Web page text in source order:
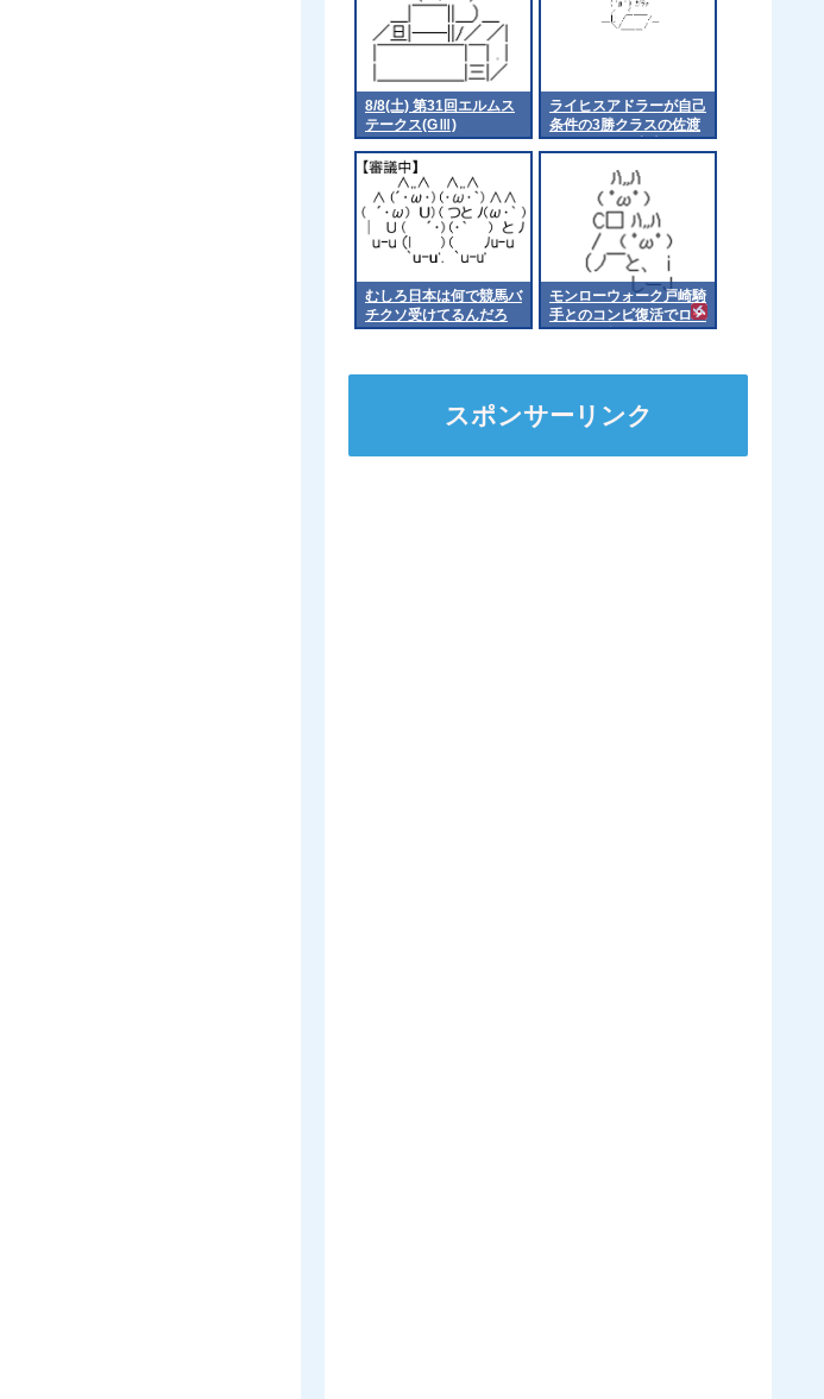
8/8(土) 第31回エルムス
テークス(GⅢ)
ライヒスアドラーが自己
条件の3勝クラスの佐渡
ステークスに出走
むしろ日本は何で競馬バ
チクソ受けてるんだろ
モンローウォーク戸崎騎
手とのコンビ復活でロー
ズSへ 他
スポンサーリンク